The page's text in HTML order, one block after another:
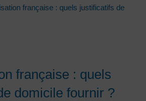
française : quels justificatifs de
française : quels
domicile fournir ?